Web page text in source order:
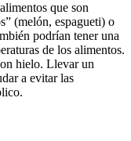
que son
(melón, espagueti) o
podrían tener una
de los alimentos.
hielo. Llevar un
a evitar las